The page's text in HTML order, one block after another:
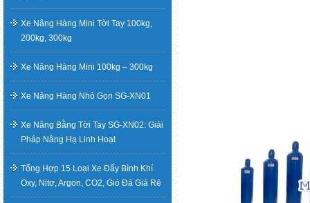
Xe Nâng Hàng Mini Tời Tay 100kg,
200kg, 300kg
Xe Nâng Hàng Mini 100kg – 300kg
Xe Nâng Hàng Nhỏ Gọn SG-XN01
Xe Nâng Bằng Tời Tay SG-XN02: Giải
Pháp Nâng Hạ Linh Hoạt
Tổng Hợp 15 Loại Xe Đẩy Bình Khí
Oxy, Nitơ, Argon, CO2, Gió Đá Giá Rẻ